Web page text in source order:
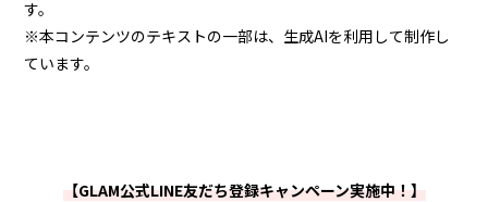
す。
※本コンテンツのテキストの一部は、生成AIを利用して制作し
ています。
【GLAM公式LINE友だち登録キャンペーン実施中！】